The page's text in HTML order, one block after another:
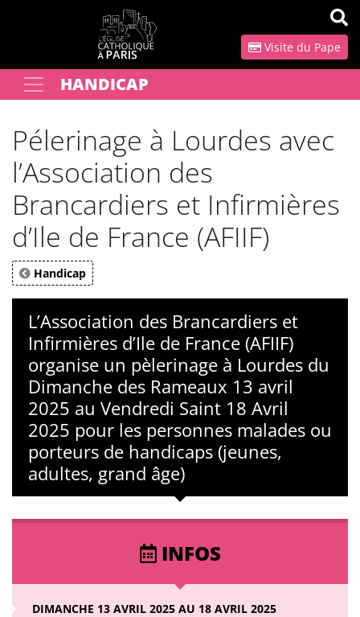
Visite du Pape
Votre rechercheHANDICAP
Pélerinage à Lourdes avec
l’Association des
Brancardiers et Infirmières
d’Ile de France (AFIIF)
Handicap
L’Association des Brancardiers et
Infirmières d’Ile de France (AFIIF)
organise un pèlerinage à Lourdes du
Dimanche des Rameaux 13 avril
2025 au Vendredi Saint 18 Avril
2025 pour les personnes malades ou
porteurs de handicaps (jeunes,
adultes, grand âge)
INFOS
DIMANCHE 13 AVRIL 2025 AU 18 AVRIL 2025
Panneau de gestion des cookies